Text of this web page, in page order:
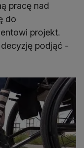
pracę nad
do
projekt.
podjąć -